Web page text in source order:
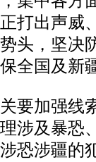
打出声威
头，坚决
全国及新
加强线
涉及暴恐
恐涉疆的